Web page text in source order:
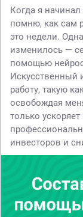
Когда я начинал
помню, как сам
это недели.
изменилось —
помощью
Искусственный
работу, такую
освобождая
только
инвесторов и